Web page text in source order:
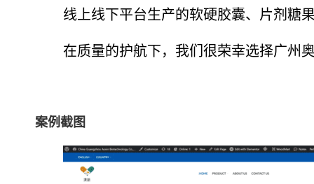
线上线下平台生产的软硬胶囊、片剂糖
在质量的护航下，我们很荣幸选择广州
案例截图